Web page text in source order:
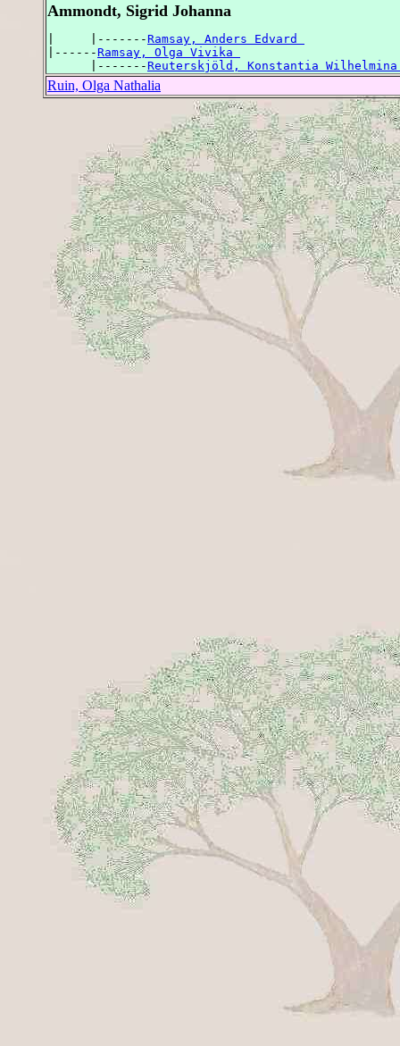
Ammondt, Sigrid Johanna
|     |-------Ramsay, Anders Edvard
|------Ramsay, Olga Vivika
      |-------
Reuterskjöld, Konstantia
Ruin, Olga Nathalia